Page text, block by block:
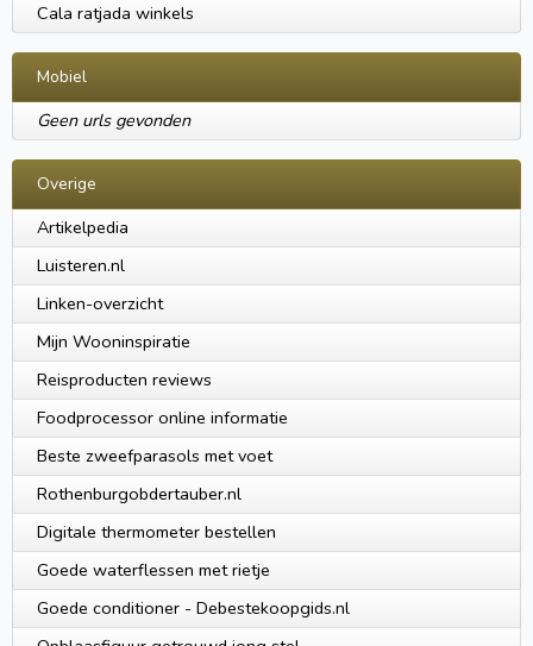
Cala ratjada winkels
Mobiel
Geen urls gevonden
Overige
Artikelpedia
Luisteren.nl
Linken-overzicht
Mijn Wooninspiratie
Reisproducten reviews
Foodprocessor online informatie
Beste zweefparasols met voet
Rothenburgobdertauber.nl
Digitale thermometer bestellen
Goede waterflessen met rietje
Goede conditioner - Debestekoopgids.nl